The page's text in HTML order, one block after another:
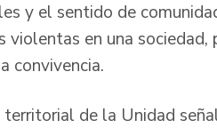
y el sentido de
violentas en una
convivencia.
de la Unidad